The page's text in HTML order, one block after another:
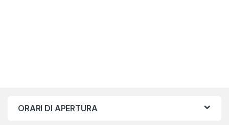
ORARI DI APERTURA